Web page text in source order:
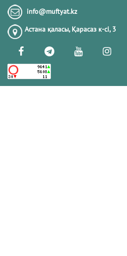
Тіл-көзден сақтану және одан арылу
жолдарын білесіз бе?
13.11.2017 178867
ГҮЛЕНШІЛЕР
info@muftyat.kz
Астана қаласы, Қарасаз к-сi, 3